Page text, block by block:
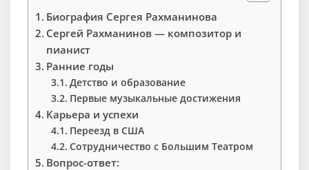
Биография Сергея Рахманинова
Сергей Рахманинов — композитор и
пианист
Ранние годы
Детство и образование
Первые музыкальные достижения
Карьера и успехи
Переезд в США
Сотрудничество с Большим Театром
Вопрос-ответ: